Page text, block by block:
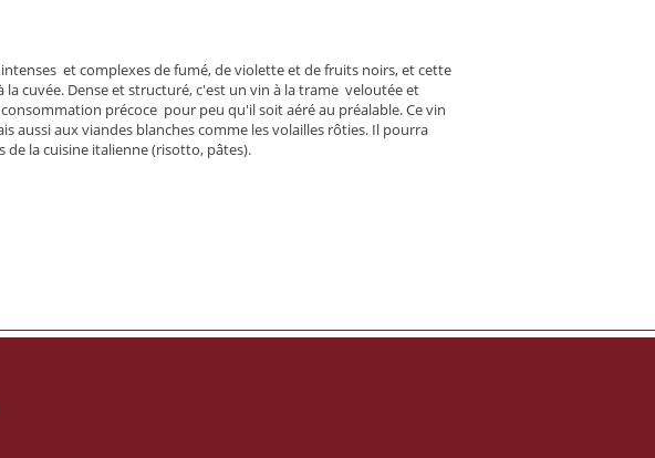
et complexes de fumé, de violette et de fruits noirs, et cette
cuvée. Dense et structuré, c'est un vin à la trame veloutée et
précoce pour peu qu'il soit aéré au préalable. Ce vin
aussi aux viandes blanches comme les volailles rôties. Il pourra
de la cuisine italienne (risotto, pâtes).